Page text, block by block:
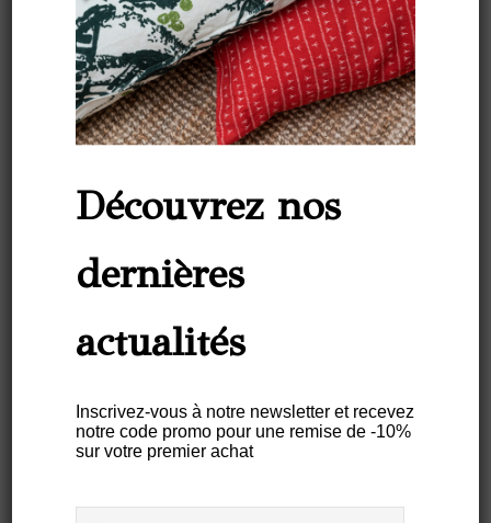
Suivez-nous
sur les
réseaux
sociaux :
NEWSLETTER
Please
leave
this
Découvrez nos
dernières
actualités
Inscrivez-vous à notre newsletter et recevez
notre code promo pour une remise de -10%
sur votre premier achat